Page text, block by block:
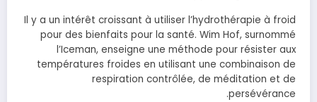
Il y a un intérêt croissant à utiliser l’hydrothérapie à froid
pour des bienfaits pour la santé. Wim Hof, surnommé
l’Iceman, enseigne une méthode pour résister aux
températures froides en utilisant une combinaison de
respiration contrôlée, de méditation et de
persévérance.